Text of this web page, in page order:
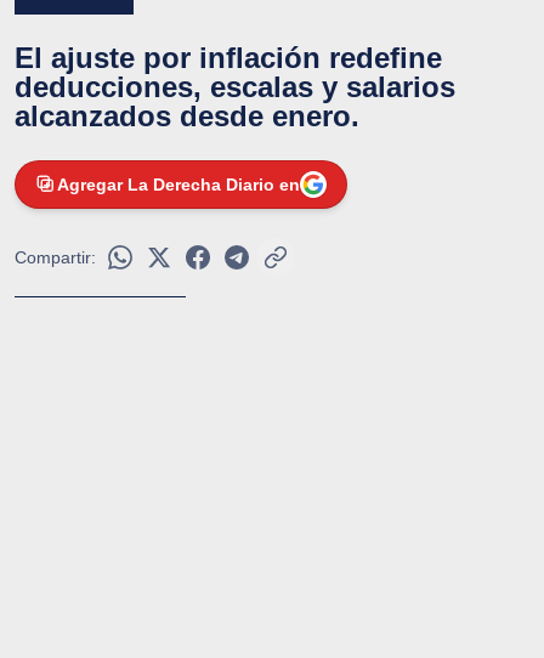
El ajuste por inflación redefine
deducciones, escalas y salarios
alcanzados desde enero.
Agregar La Derecha Diario en
Compartir: